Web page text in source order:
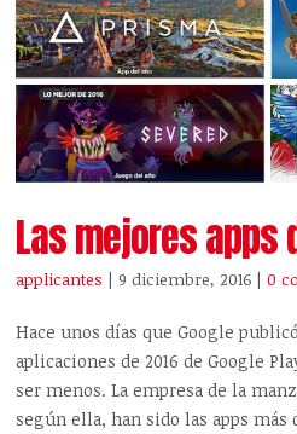
Las mejores apps
applicantes | 9 diciembre, 2016 |0
Hace unos días que Google
aplicaciones de 2016 de Google
ser menos. La empresa de la
según ella, han sido las apps más